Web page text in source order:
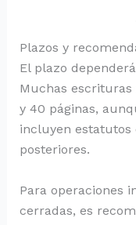
Plazos y
El plazo
Muchas
y 40 páginas,
incluyen estatutos
posteriores.
Para operaciones
cerradas, es